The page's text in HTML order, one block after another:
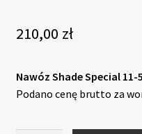
210,00 zł
Nawóz Shade Special
Podano cenę brutto za